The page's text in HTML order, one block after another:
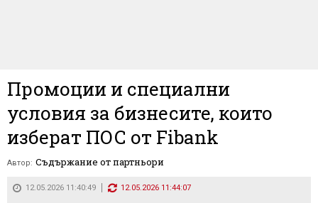
Промоции и специални
условия за бизнесите, които
изберат ПОС от Fibank
Автор: Съдържание от партньори
12.05.2026 11:40:49 12.05.2026 11:44:07